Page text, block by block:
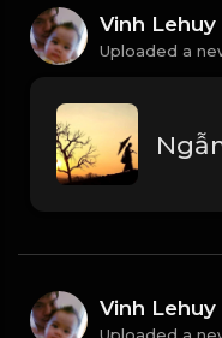
Vinh Lehuy
Uploaded a
Vinh Lehuy